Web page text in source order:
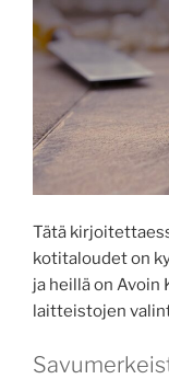
Tätä
kotitaloudet on
ja heillä on
laitteistojen